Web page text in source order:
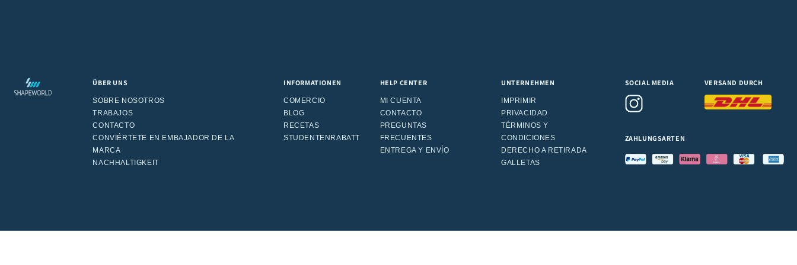
ÜBER UNS
SOBRE NOSOTROS
TRABAJOS
CONTACTO
CONVIÉRTETE EN EMBAJADOR DE LA
MARCA
NACHHALTIGKEIT
INFORMATIONEN
COMERCIO
BLOG
RECETAS
STUDENTENRABATT
HELP CENTER
MI CUENTA
CONTACTO
PREGUNTAS
FRECUENTES
ENTREGA Y ENVÍO
UNTERNEHMEN
IMPRIMIR
PRIVACIDAD
TÉRMINOS Y
CONDICIONES
DERECHO A RETIRADA
GALLETAS
SOCIAL MEDIA VERSAND DURCH
ZAHLUNGSARTEN